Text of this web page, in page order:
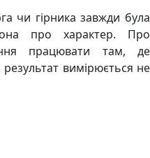
чи гірника завжди була
про характер. Про
працювати там, де
вимірюється не